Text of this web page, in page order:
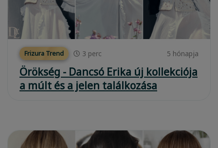
Frizura Trend 3 perc 5 hónapja
Örökség - Dancsó Erika új kollekciója
a múlt és a jelen találkozása